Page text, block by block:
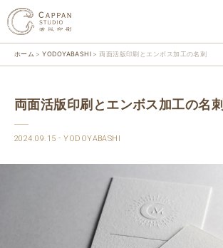
ホーム YODOYABASHI 両面活版印刷とエンボス加工の名刺
両面活版印刷とエンボス加工の名刺
2024.09.15 YODOYABASHI